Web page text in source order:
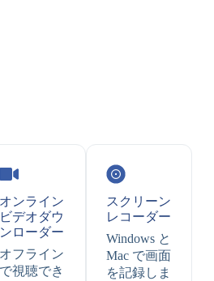
オンライン
ビデオダウ
ンローダー
オフライン
で視聴でき
スクリーン
レコーダー
Windows と
Mac で画面
を記録しま